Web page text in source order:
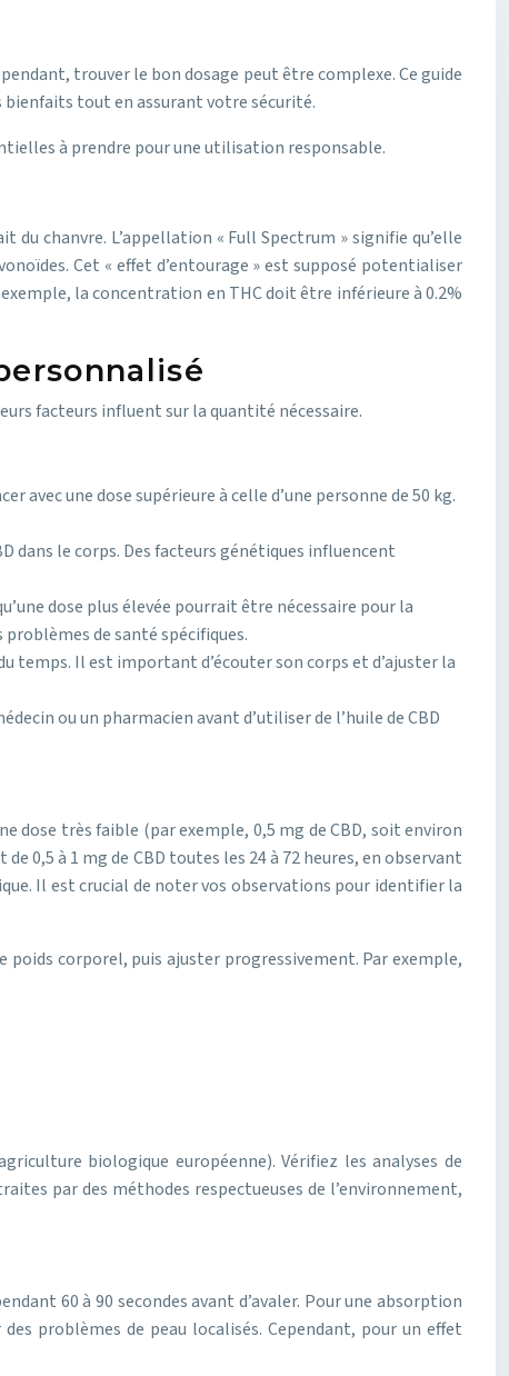
trouver le bon dosage peut être complexe. Ce guide
tout en assurant votre sécurité.
à prendre pour une utilisation responsable.
chanvre. L’appellation « Full Spectrum » signifie qu’elle
Cet « effet d’entourage » est supposé potentialiser
la concentration en THC doit être inférieure à 0.2%
facteurs influent sur la quantité nécessaire.
une dose supérieure à celle d’une personne de 50 kg.
dans le corps. Des facteurs génétiques influencent
dose plus élevée pourrait être nécessaire pour la
de santé spécifiques.
temps. Il est important d’écouter son corps et d’ajuster la
ou un pharmacien avant d’utiliser de l’huile de CBD
dose très faible (par exemple, 0,5 mg de CBD, soit environ
0,5 à 1 mg de CBD toutes les 24 à 72 heures, en observant
Il est crucial de noter vos observations pour identifier la
poids corporel, puis ajuster progressivement. Par exemple,
biologique européenne). Vérifiez les analyses de
par des méthodes respectueuses de l’environnement,
60 à 90 secondes avant d’avaler. Pour une absorption
problèmes de peau localisés. Cependant, pour un effet